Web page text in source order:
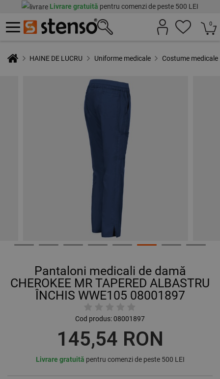
Livrare gratuită pentru comenzi de peste 500 LEI
0
HAINE DE LUCRU Uniforme medicale Costume medicale
Pantaloni medicali de damă
CHEROKEE MR TAPERED ALBASTRU
ÎNCHIS WWE105 08001897
Cod produs:08001897
145,54 RON
Livrare gratuită pentru comenzi de peste 500 LEI